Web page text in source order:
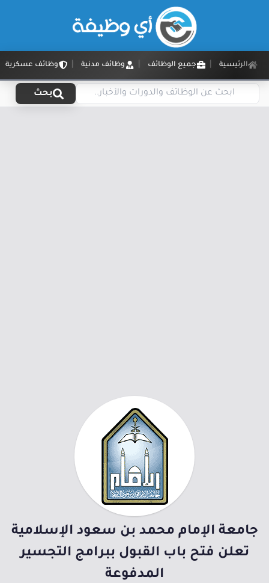
الرئيسية جميع الوظائف وظائف مدنية وظائف عسكرية
بحث
جامعة الإمام محمد بن سعود الإسلامية
تعلن فتح باب القبول ببرامج التجسير
المدفوعة